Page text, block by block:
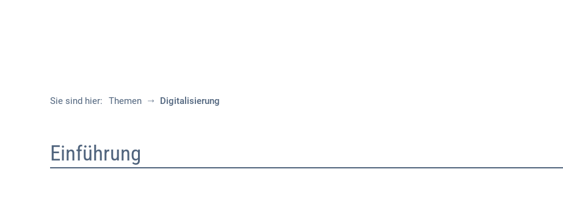
Sie sind hier: Themen Digitalisierung
Digitalisierung
Einführung